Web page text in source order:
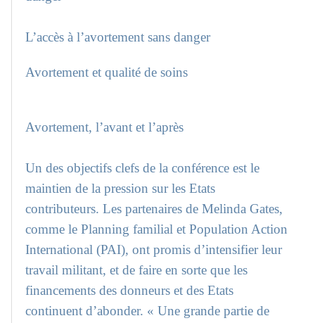
L’accès à l’avortement sans danger
Avortement et qualité de soins
Avortement, l’avant et l’après
Un des objectifs clefs de la conférence est le
maintien de la pression sur les Etats
contributeurs. Les partenaires de Melinda Gates,
comme le Planning familial et Population Action
International (PAI), ont promis d’intensifier leur
travail militant, et de faire en sorte que les
financements des donneurs et des Etats
continuent d’abonder. « Une grande partie de